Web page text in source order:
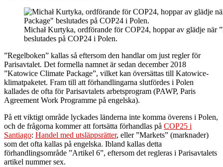
Michał Kurtyka, ordförande för COP24, hoppar av glädje när
beslutades på COP24 i Polen.
”Regelboken” kallas så eftersom den handlar om just regler för
Parisavtalet. Det formella namnet är sedan december 2018
”Katowice Climate Package”, vilket kan översättas till Katowice-
klimatpaketet. Fram till att förhandlingarna slutfördes i Polen
kallades de ofta för Parisavtalets arbetsprogram (PAWP, Paris
Agreement Work Programme på engelska).
På ett viktigt område lyckades länderna inte komma överens i Polen,
och de frågorna kommer att fortsätta förhandlas på COP25 i
Santiago: Handel med utsläppsrätter, eller ”Markets” (marknader)
som det ofta kallas på engelska. Ibland kallas detta
förhandlingsområde ”Artikel 6”, eftersom det regleras i Parisavtalets
artikel nummer sex.